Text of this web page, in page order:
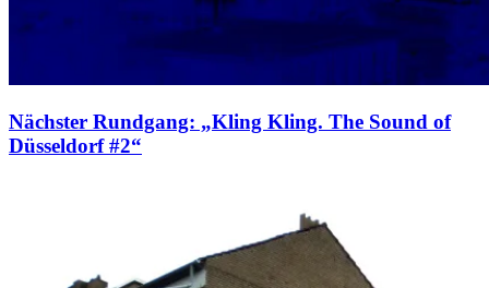
Nächster Rundgang: „Kling Kling. The Sound of
Düsseldorf #2“